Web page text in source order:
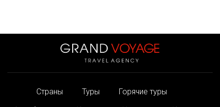
Страны Туры
Горячие туры